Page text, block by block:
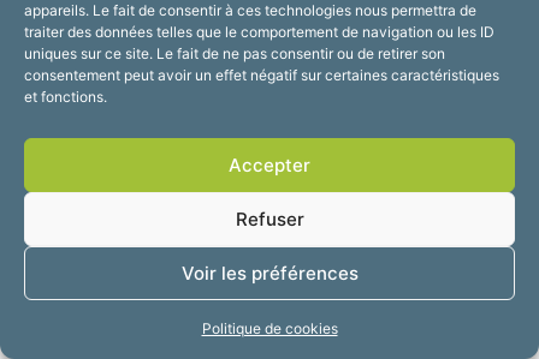
appareils. Le fait de consentir à ces technologies nous permettra de
traiter des données telles que le comportement de navigation ou les ID
uniques sur ce site. Le fait de ne pas consentir ou de retirer son
consentement peut avoir un effet négatif sur certaines caractéristiques
et fonctions.
Accepter
Refuser
Voir les préférences
Politique de cookies
de 8h30 à 12h et de 13h30 à 17h30
Suivez-nous !
Mentions légales
Plan du site
Confidentialité
2025 © Propulsé par
Utopia